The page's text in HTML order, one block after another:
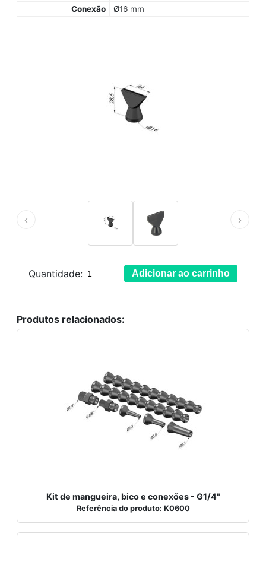
Conexão
Ø16 mm
‹ ›
Quantidade: Adicionar ao carrinho
Produtos relacionados:
Kit de mangueira, bico e conexões - G1/4"
Referência do produto: K0600